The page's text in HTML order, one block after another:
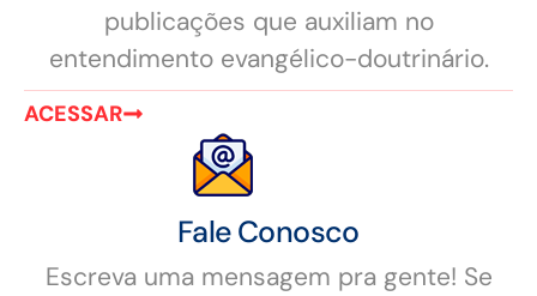
publicações que auxiliam no
entendimento evangélico-doutrinário.
ACESSAR
Fale Conosco
Escreva uma mensagem pra gente! Se